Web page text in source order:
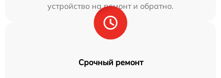
устройство на ремонт и обратно.
Срочный ремонт